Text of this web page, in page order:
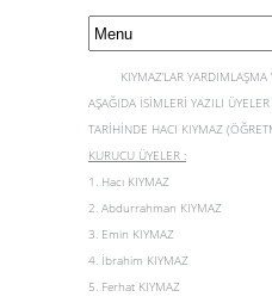
KIYMAZ’LAR YARDIMLAŞMA
AŞAĞIDA İSİMLERİ YAZILI
TARİHİNDE HACI KIYMAZ
KURUCU ÜYELER :
1. Hacı KIYMAZ
2. Abdurrahman KIYMAZ
3. Emin KIYMAZ
4. İbrahim KIYMAZ
5. Ferhat KIYMAZ